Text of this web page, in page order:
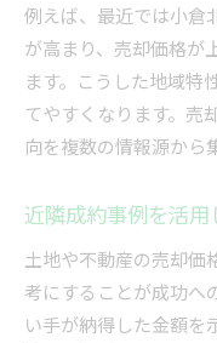
例えば、最近では小倉
が高まり、売却価格が
ます。こうした地域特
てやすくなります。売
向を複数の情報源から
近隣成約事例を活
土地や不動産の売却価
考にすることが成功へ
い手が納得した金額を